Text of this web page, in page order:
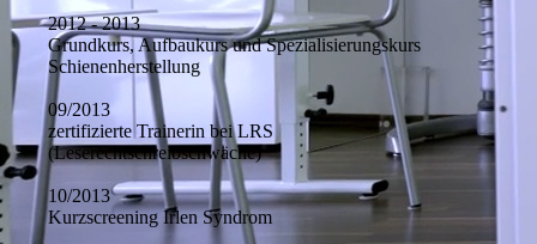
2012 - 2013
Grundkurs, Aufbaukurs und Spezialisierungskurs
Schienenherstellung
09/2013
zertifizierte Trainerin bei LRS
(Leserechtschreibschwäche)
10/2013
Kurzscreening Irlen Syndrom